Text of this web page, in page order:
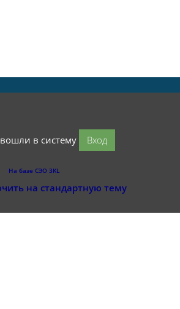
в систему Вход
На базе СЭО 3KL
на стандартную тему